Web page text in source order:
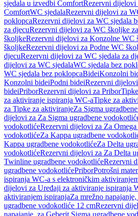
sjedala u izvedbi ComfortRezervni dijelovi
ComfortWC sjedalaRezervni dijelovi za
poklopcaRezervni dijelovi za WC sjedala
za djecuRezervni dijelovi za WC školjke
školjkeRezervni dijelovi za Konzolne WC
školjkeRezervni dijelovi za Podne WC
djecuRezervni dijelovi za WC sjedala za
dijelovi za WC sjedalaWC sjedala bez
WC sjedala bez poklopcaBideiKonzolni
Konzolni bideiPodni bideiRezervni
bideiPriborRezervni dijelovi za Pribor
za aktiviranje ispiranja WC-aTipke za
za Tipke za aktiviranjeZa Sigma
dijelovi za Za Sigma ugradbene
vodokotlićeRezervni dijelovi za Za Omega
vodokotlićeZa Kappa ugradbene
Kappa ugradbene vodokotlićeZa Delta
vodokotlićeRezervni dijelovi za Za Delta
Twinline ugradbene vodokotlićeRezervni
ugradbene vodokotlićePriborPotrošni
ispiranja WC-a s elektroničkim
dijelovi za Uređaji za aktiviranje ispiranja
aktiviranjem ispiranjaZa mrežno
ugradbene vodokotliće 12 cmRezervni
napajanje, za Geberit Sigma ugradbene